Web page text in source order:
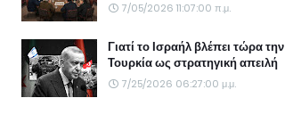
7/05/2026 11:07:00 π.μ.
Γιατί το Ισραήλ βλέπει τώρα την
Τουρκία ως στρατηγική απειλή
7/25/2026 06:27:00 μ.μ.